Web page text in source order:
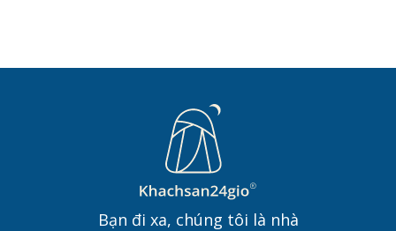
Bạn đi xa, chúng tôi là nhà